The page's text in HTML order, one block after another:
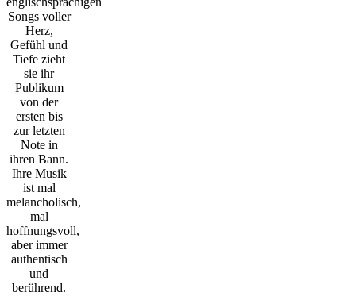
Songs voller
Herz,
Gefühl und
Tiefe zieht
sie ihr
Publikum
von der
ersten bis
zur letzten
Note in
ihren Bann.
Ihre Musik
ist mal
melancholisch,
mal
hoffnungsvoll,
aber immer
authentisch
und
berührend.